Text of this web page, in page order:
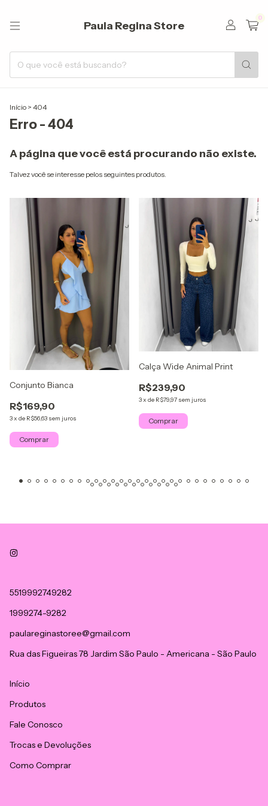
Paula Regina Store
0
Início > 404
Erro - 404
A página que você está procurando não existe.
Talvez você se interesse pelos seguintes produtos.
Conjunto Bianca
R$169,90
3x de R$56,63 sem juros
Comprar
Calça Wide Animal Print
R$239,90
3x de R$79,97 sem juros
Comprar
5519992749282
1999274-9282
paulareginastoree@gmail.com
Rua das Figueiras 78 Jardim São Paulo - Americana - São Paulo
Início
Produtos
Fale Conosco
Trocas e Devoluções
Como Comprar